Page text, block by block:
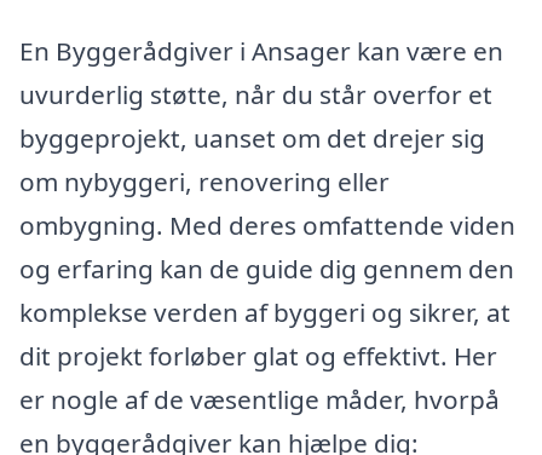
En Byggerådgiver i Ansager kan være en
uvurderlig støtte, når du står overfor et
byggeprojekt, uanset om det drejer sig
om nybyggeri, renovering eller
ombygning. Med deres omfattende viden
og erfaring kan de guide dig gennem den
komplekse verden af byggeri og sikrer, at
dit projekt forløber glat og effektivt. Her
er nogle af de væsentlige måder, hvorpå
en byggerådgiver kan hjælpe dig: